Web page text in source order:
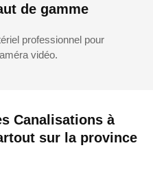
Canalisations à
sur la province
de gamme
professionnel pour
vidéo.